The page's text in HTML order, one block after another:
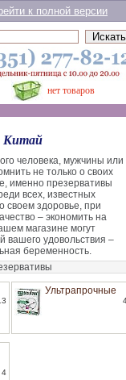
к полной версии
нет товаров
Китай
человека, мужчины или
не только о своих
именно презервативы
всех, известных
своем здоровье, при
– экономить на
магазине могут
вашего удовольствия –
беременность.
Ультрапрочные
4